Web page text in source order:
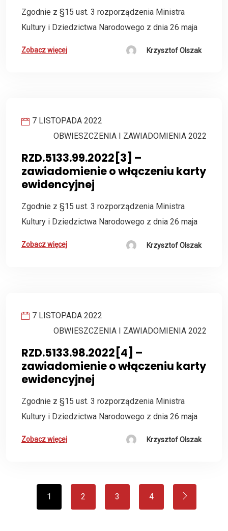
Zgodnie z §15 ust. 3 rozporządzenia Ministra
Kultury i Dziedzictwa Narodowego z dnia 26 maja
Zobacz więcej Krzysztof Olszak
7 LISTOPADA 2022
OBWIESZCZENIA I ZAWIADOMIENIA 2022
RZD.5133.99.2022[3] –
zawiadomienie o włączeniu karty
ewidencyjnej
Zgodnie z §15 ust. 3 rozporządzenia Ministra
Kultury i Dziedzictwa Narodowego z dnia 26 maja
Zobacz więcej Krzysztof Olszak
7 LISTOPADA 2022
OBWIESZCZENIA I ZAWIADOMIENIA 2022
RZD.5133.98.2022[4] –
zawiadomienie o włączeniu karty
ewidencyjnej
Zgodnie z §15 ust. 3 rozporządzenia Ministra
Kultury i Dziedzictwa Narodowego z dnia 26 maja
Zobacz więcej Krzysztof Olszak
1 2 3 4